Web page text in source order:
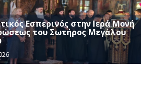
Εσπερινός στην Ιερά Μονή
του Σωτήρος Μεγάλου